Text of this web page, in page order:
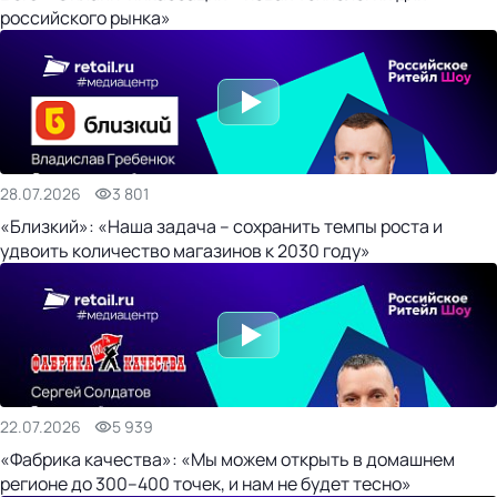
российского рынка»
28.07.2026 3 801
«Близкий»: «Наша задача – сохранить темпы роста и
удвоить количество магазинов к 2030 году»
22.07.2026 5 939
«Фабрика качества»: «Мы можем открыть в домашнем
регионе до 300–400 точек, и нам не будет тесно»